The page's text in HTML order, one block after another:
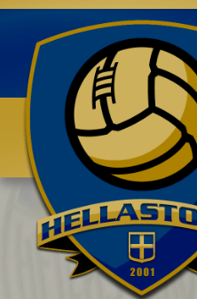
Benvenuti su HELLASTORY.net